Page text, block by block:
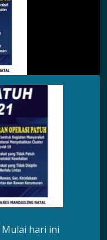
Mulai hari ini